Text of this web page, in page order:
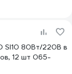
SI10 80Вт/220В в
12 шт 065-